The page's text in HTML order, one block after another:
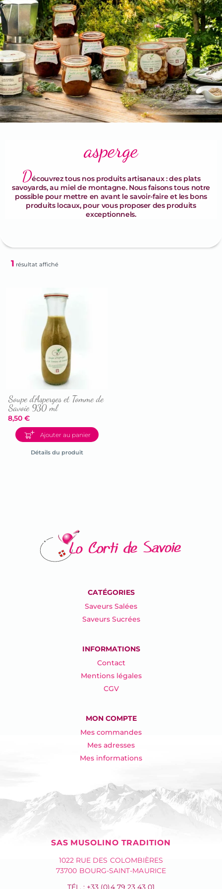
asperge
Découvrez tous nos produits artisanaux : des plats
savoyards, au miel de montagne. Nous faisons tous notre
possible pour mettre en avant le savoir-faire et les bons
produits locaux, pour vous proposer des produits
exceptionnels.
1 résultat affiché
Soupe d’Asperges et Tomme de
Savoie 930 ml
8,50 €
Accéder
Ajouter au panier
Détails du produit
CATÉGORIES
Saveurs Salées
Saveurs Sucrées
INFORMATIONS
Contact
Mentions légales
CGV
MON COMPTE
Mes commandes
Mes adresses
Mes informations
SAS MUSOLINO TRADITION
1022 RUE DES COLOMBIÈRES
73700 BOURG-SAINT-MAURICE
TÉL. : +33 (0)4 79 23 43 01